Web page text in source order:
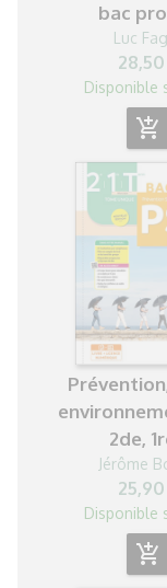
bac
Luc
Disponible
add_shopping_cart
2de,
Jérôme
Disponible
add_shopping_cart